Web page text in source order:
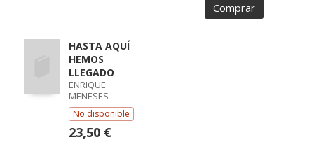
Comprar
HASTA AQUÍ
HEMOS
LLEGADO
ENRIQUE
MENESES
No disponible
23,50 €